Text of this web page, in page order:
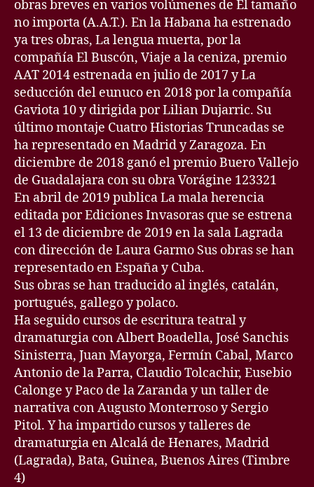
obras breves en varios volúmenes de El tamaño
no importa (A.A.T.). En la Habana ha estrenado
ya tres obras, La lengua muerta, por la
compañía El Buscón, Viaje a la ceniza, premio
AAT 2014 estrenada en julio de 2017 y La
seducción del eunuco en 2018 por la compañía
Gaviota 10 y dirigida por Lilian Dujarric. Su
último montaje Cuatro Historias Truncadas se
ha representado en Madrid y Zaragoza. En
diciembre de 2018 ganó el premio Buero Vallejo
de Guadalajara con su obra Vorágine 123321
En abril de 2019 publica La mala herencia
editada por Ediciones Invasoras que se estrena
el 13 de diciembre de 2019 en la sala Lagrada
con dirección de Laura Garmo Sus obras se han
representado en España y Cuba.
Sus obras se han traducido al inglés, catalán,
portugués, gallego y polaco.
Ha seguido cursos de escritura teatral y
dramaturgia con Albert Boadella, José Sanchis
Sinisterra, Juan Mayorga, Fermín Cabal, Marco
Antonio de la Parra, Claudio Tolcachir, Eusebio
Calonge y Paco de la Zaranda y un taller de
narrativa con Augusto Monterroso y Sergio
Pitol. Y ha impartido cursos y talleres de
dramaturgia en Alcalá de Henares, Madrid
(Lagrada), Bata, Guinea, Buenos Aires (Timbre
4)